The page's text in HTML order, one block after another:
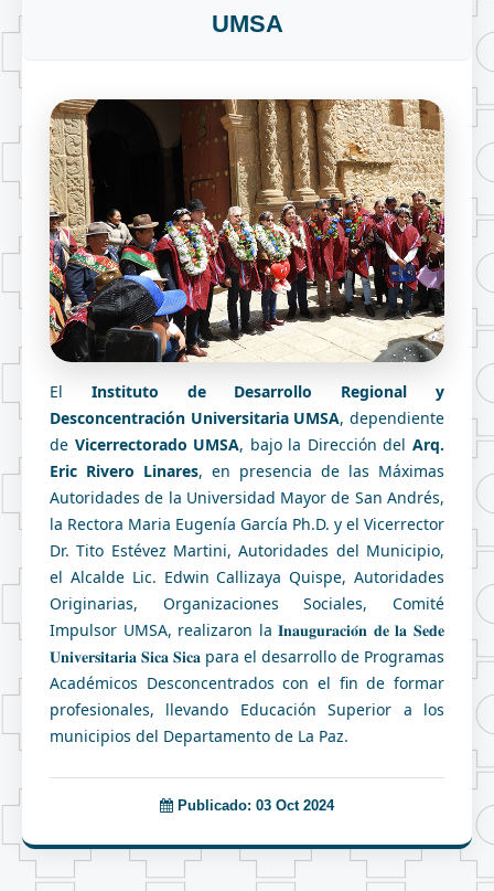
UMSA
El Instituto de Desarrollo Regional y
Desconcentración Universitaria UMSA, dependiente
de Vicerrectorado UMSA, bajo la Dirección del Arq.
Eric Rivero Linares, en presencia de las Máximas
Autoridades de la Universidad Mayor de San Andrés,
la Rectora Maria Eugenía García Ph.D. y el Vicerrector
Dr. Tito Estévez Martini, Autoridades del Municipio,
el Alcalde Lic. Edwin Callizaya Quispe, Autoridades
Originarias, Organizaciones Sociales, Comité
Impulsor UMSA, realizaron la 𝐈𝐧𝐚𝐮𝐠𝐮𝐫𝐚𝐜𝐢𝐨́𝐧 𝐝𝐞 𝐥𝐚 𝐒𝐞𝐝𝐞
𝐔𝐧𝐢𝐯𝐞𝐫𝐬𝐢𝐭𝐚𝐫𝐢𝐚 𝐒𝐢𝐜𝐚 𝐒𝐢𝐜𝐚 para el desarrollo de Programas
Académicos Desconcentrados con el fin de formar
profesionales, llevando Educación Superior a los
municipios del Departamento de La Paz.
Publicado: 03 Oct 2024